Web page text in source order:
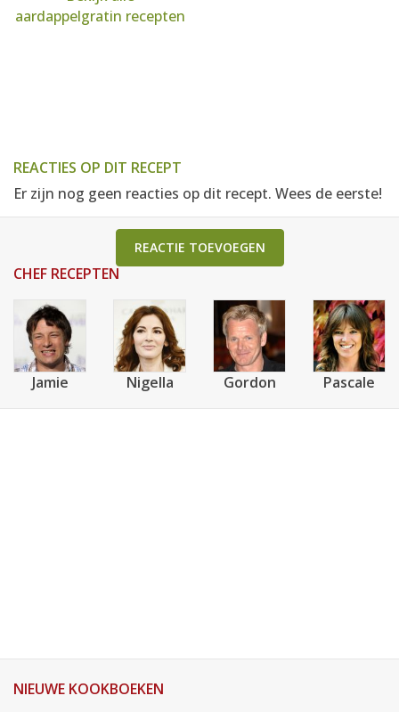
aardappelgratin recepten
REACTIES OP DIT RECEPT
Er zijn nog geen reacties op dit recept. Wees de eerste!
REACTIE TOEVOEGEN
CHEF RECEPTEN
Jamie Nigella Gordon Pascale
NIEUWE KOOKBOEKEN